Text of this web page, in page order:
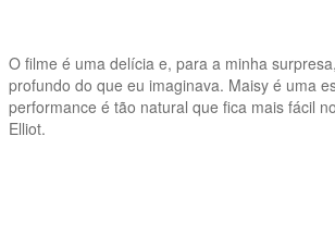
O filme é uma delícia e, para a minha
profundo do que eu imaginava. Maisy é uma
performance é tão natural que fica mais fácil
Elliot.